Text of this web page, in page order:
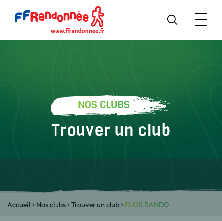
NOS CLUBS
Trouver un club
Accueil > Nos clubs>Trouver un club> FLOR RANDO